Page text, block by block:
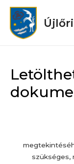
szükséges,